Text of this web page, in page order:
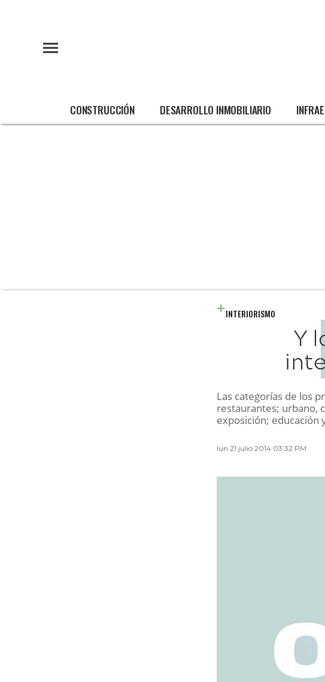
CONSTRUCCIÓN DESARROLLO INMOBILIARIO
INTERIORISMO
Y
Las categorías de los
restaurantes; urbano,
exposición; educación
lun 21 julio 2014 03:32 PM